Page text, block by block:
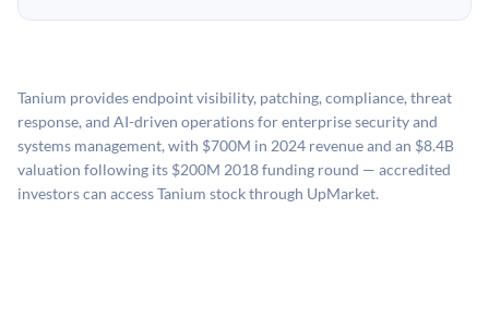
司可比倍数应用私有公司折扣，以反映流动性不足和信
息不对称。此估值不构成投资建议，可能与实际交易价
格存在重大差异。
Tanium provides endpoint visibility, patching, compliance, threat
response, and AI-driven operations for enterprise security and
systems management, with $700M in 2024 revenue and an $8.4B
valuation following its $200M 2018 funding round — accredited
investors can access Tanium stock through UpMarket.